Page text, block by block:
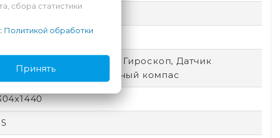
Wi-Fi, 5G
(G-sensor), Гироскоп, Датчик
Электронный компас
сбора статистики
Политикой обработки
Принять